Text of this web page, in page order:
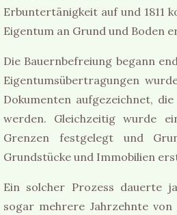
Erbuntertänigkeit auf und 1811
Eigentum an Grund und Boden
Die Bauernbefreiung begann
Eigentumsübertragungen
Dokumenten aufgezeichnet,
werden. Gleichzeitig wurde
Grenzen festgelegt und
Grundstücke und Immobilien
Ein solcher Prozess dauerte
sogar mehrere Jahrzehnte